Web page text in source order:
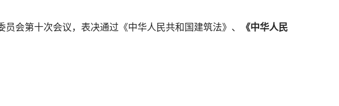
会第十次会议，表决通过《中华人民共和国建筑法》、
《中华人民